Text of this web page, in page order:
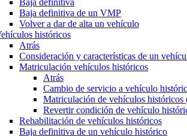
Baja definitiva
Baja definitiva de un VMP
Volver a dar de alta un vehículo
históricos
Atrás
Consideración y características de un
Matriculación vehículos históricos
Atrás
Cambio de servicio a vehículo
Matriculación de vehículos
Revertir condición de vehículo
Rehabilitación de vehículos históricos
Baja definitiva de un vehículo histórico